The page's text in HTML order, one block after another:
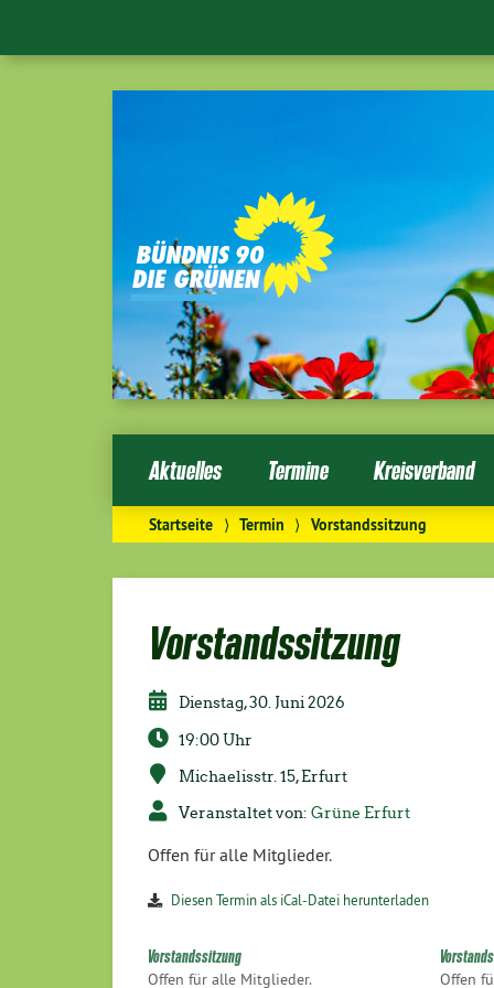
Aktuelles Termine Kreisverband
Startseite ⟩ Termin ⟩ Vorstandssitzung
Vorstandssitzung
Dienstag, 30. Juni 2026
19:00 Uhr
Michaelisstr. 15, Erfurt
Veranstaltet von:Grüne Erfurt
Offen für alle Mitglieder.
Diesen Termin als iCal-Datei herunterladen
Vorstandssitzung
Offen für alle Mitglieder.
Offen